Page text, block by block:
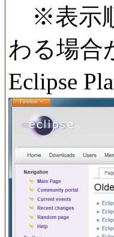
※表示
わる場合
Eclipse